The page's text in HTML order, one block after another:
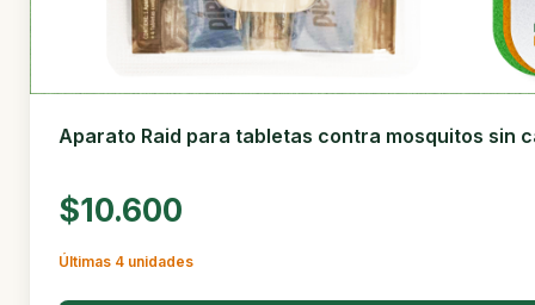
Aparato Raid para tabletas contra mosquitos sin
$10.600
Últimas 4 unidades